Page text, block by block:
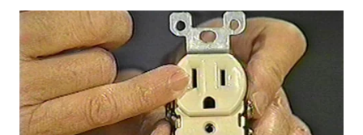
WN
INDRAMAYU
WN
KUNINGAN